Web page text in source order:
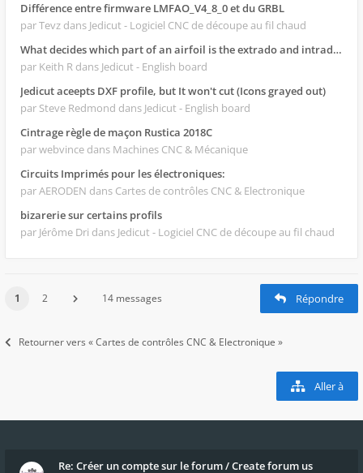
Différence entre firmware LMFAO_V4_8_0 et du GRBL
par Tevz dans Jedicut - Logiciel CNC de découpe au fil chaud
What decides which part of an airfoil is the extrado and intrado?
par Keith R dans Jedicut - English board
Jedicut aceepts DXF profile, but It won't cut (Icons grayed out)
par Steve Redmond dans Jedicut - English board
Cintrage règle de maçon Rustica 2018C
par webvince dans Machines CNC & Mécanique
Circuits Imprimés pour les électroniques:
par AERODEN dans Cartes de contrôles CNC & Electronique
bizarerie sur certains profils
par Jérôme Dri dans Jedicut - Logiciel CNC de découpe au fil chaud
1 2 14 messages Répondre
Retourner vers « Cartes de contrôles CNC & Electronique »
Aller à
Re: Créer un compte sur le forum / Create forum us